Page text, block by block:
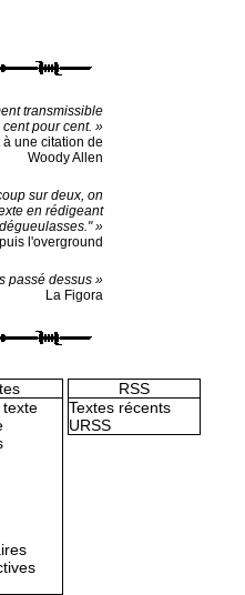
transmissible
pour cent. »
une citation de
Woody Allen
sur deux, on
en rédigeant
»
l'overground
passé dessus »
La Figora
texte
RSS
Textes récents
URSS